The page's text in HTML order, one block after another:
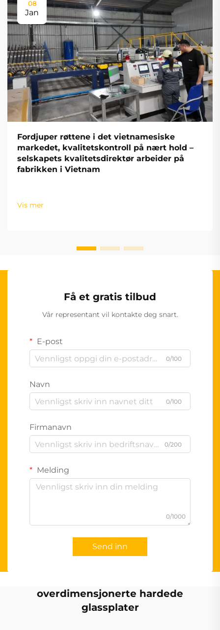
08
Jan
Fordjuper røttene i det vietnamesiske
markedet, kvalitetskontroll på nært hold –
selskapets kvalitetsdirektør arbeider på
fabrikken i Vietnam
Vis mer
Få et gratis tilbud
Vår representant vil kontakte deg snart.
E-post
0/100
Navn
0/100
Firmanavn
0/200
Melding
0/1000
Send inn
overdimensjonerte hardede
glassplater